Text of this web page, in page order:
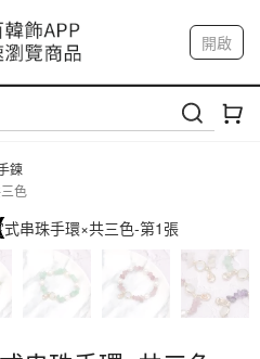
4-9/6 淡水捷運站
9/13 八里海巡基地
23 桃園青埔置地廣場
開啟
我的帳戶
鍊
色